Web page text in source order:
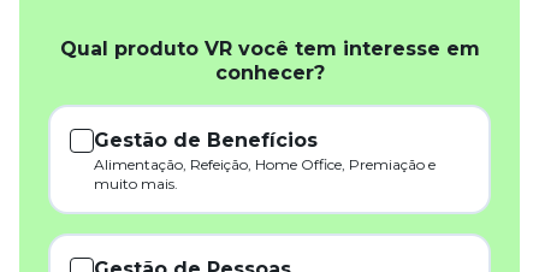
Qual produto VR você tem interesse em
conhecer?
Gestão de Benefícios
Alimentação, Refeição, Home Office, Premiação e
muito mais.